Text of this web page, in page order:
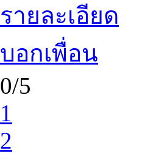
รายละเอียด
บอกเพื่อน
0/5
1
2